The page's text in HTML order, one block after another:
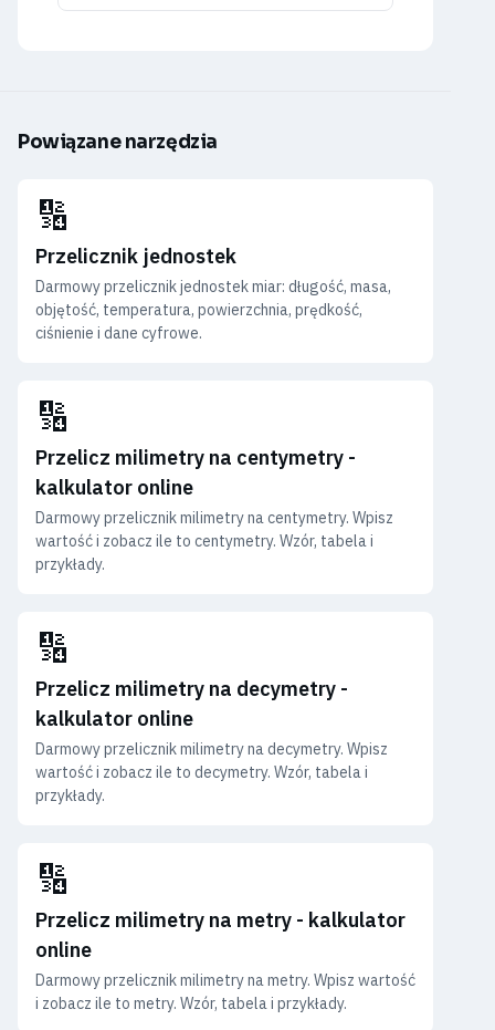
Powiązane narzędzia
🔢
Przelicznik jednostek
Darmowy przelicznik jednostek miar: długość, masa,
objętość, temperatura, powierzchnia, prędkość,
ciśnienie i dane cyfrowe.
🔢
Przelicz milimetry na centymetry -
kalkulator online
Darmowy przelicznik milimetry na centymetry. Wpisz
wartość i zobacz ile to centymetry. Wzór, tabela i
przykłady.
🔢
Przelicz milimetry na decymetry -
kalkulator online
Darmowy przelicznik milimetry na decymetry. Wpisz
wartość i zobacz ile to decymetry. Wzór, tabela i
przykłady.
🔢
Przelicz milimetry na metry - kalkulator
online
Darmowy przelicznik milimetry na metry. Wpisz wartość
i zobacz ile to metry. Wzór, tabela i przykłady.